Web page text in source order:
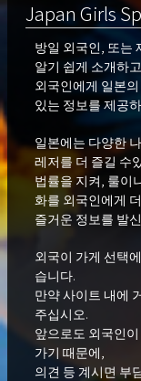
Japan Girls
방일 외국인, 또는
알기 쉽게 소개하
외국인에게 일본
있는 정보를 제공
일본에는 다양한
레저를 더 즐길 수
법률을 지켜, 룰이
화를 외국인에게
즐거운 정보를 발
외국이 가게 선택
습니다.
만약 사이트 내에
주십시오.
앞으로도 외국인
가기 때문에,
의견 등 계시면 부